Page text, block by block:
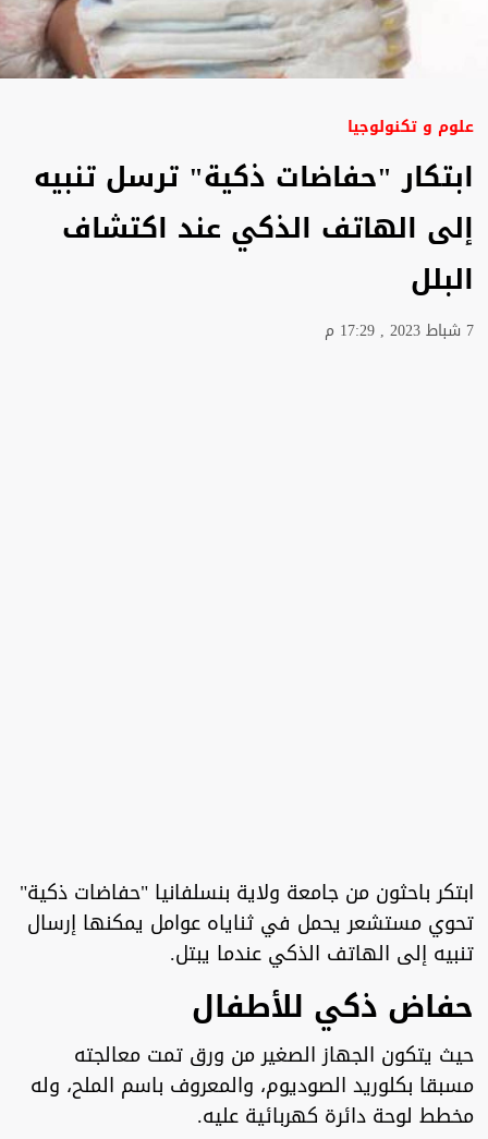
علوم و تكنولوجيا
ابتكار "حفاضات ذكية" ترسل تنبيه
إلى الهاتف الذكي عند اكتشاف
البلل
7 شباط 2023 , 17:29 م
ابتكر باحثون من جامعة ولاية بنسلفانيا "حفاضات ذكية"
تحوي مستشعر يحمل في ثناياه عوامل يمكنها إرسال
تنبيه إلى الهاتف الذكي عندما يبتل.
حفاض ذكي للأطفال
حيث يتكون الجهاز الصغير من ورق تمت معالجته
مسبقا بكلوريد الصوديوم، والمعروف باسم الملح، وله
مخطط لوحة دائرة كهربائية عليه.